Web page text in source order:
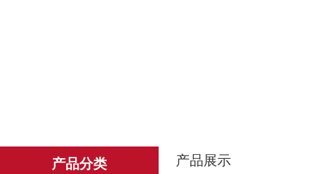
产品分类 产品展示